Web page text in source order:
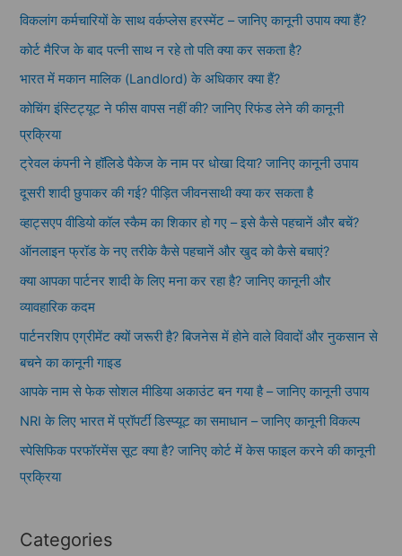
विकलांग कर्मचारियों के साथ वर्कप्लेस हरस्मेंट – जानिए कानूनी उपाय क्या हैं?
कोर्ट मैरिज के बाद पत्नी साथ न रहे तो पति क्या कर सकता है?
भारत में मकान मालिक (Landlord) के अधिकार क्या हैं?
कोचिंग इंस्टिट्यूट ने फीस वापस नहीं की? जानिए रिफंड लेने की कानूनी
प्रक्रिया
ट्रेवल कंपनी ने हॉलिडे पैकेज के नाम पर धोखा दिया? जानिए कानूनी उपाय
दूसरी शादी छुपाकर की गई? पीड़ित जीवनसाथी क्या कर सकता है
व्हाट्सएप वीडियो कॉल स्कैम का शिकार हो गए – इसे कैसे पहचानें और बचें?
ऑनलाइन फ्रॉड के नए तरीके कैसे पहचानें और खुद को कैसे बचाएं?
क्या आपका पार्टनर शादी के लिए मना कर रहा है? जानिए कानूनी और
व्यावहारिक कदम
पार्टनरशिप एग्रीमेंट क्यों जरूरी है? बिजनेस में होने वाले विवादों और नुकसान से
बचने का कानूनी गाइड
आपके नाम से फेक सोशल मीडिया अकाउंट बन गया है – जानिए कानूनी उपाय
NRI के लिए भारत में प्रॉपर्टी डिस्प्यूट का समाधान – जानिए कानूनी विकल्प
स्पेसिफिक परफॉरमेंस सूट क्या है? जानिए कोर्ट में केस फाइल करने की कानूनी
प्रक्रिया
Categories